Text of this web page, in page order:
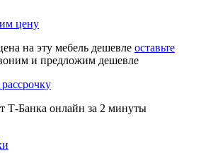
цену
на эту мебель дешевле оставьте
и предложим дешевле
Т-Банка онлайн за 2 минуты